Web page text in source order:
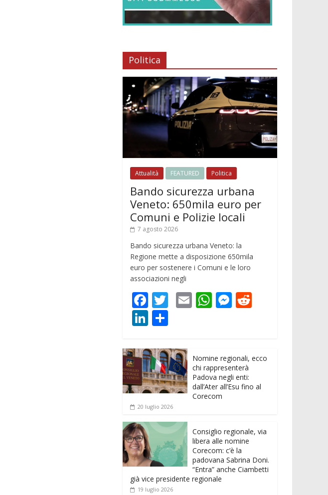
Politica
Attualità FEATURED Politica
Bando sicurezza urbana
Veneto: 650mila euro per
Comuni e Polizie locali
7 agosto 2026
Bando sicurezza urbana Veneto: la
Regione mette a disposizione 650mila
euro per sostenere i Comuni e le loro
associazioni negli
F
ac
e
b
o
o
k
T
er
E W
A
p
p
M
n
g
er
t
Li
k
e
dI
n
n
di
vi
di
Nomine regionali, ecco
chi rappresenterà
Padova negli enti:
dall’Ater all’Esu fino al
Corecom
20 luglio 2026
Consiglio regionale, via
libera alle nomine
Corecom: c’è la
padovana Sabrina Doni.
“Entra” anche Ciambetti
già vice presidente regionale
19 luglio 2026